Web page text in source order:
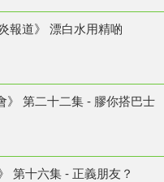
報道》 漂白水用精啲
》 第二十二集 - 膠你搭巴士
第十六集 - 正義朋友？